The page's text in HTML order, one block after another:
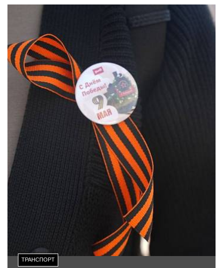
ТРАНСПОРТ